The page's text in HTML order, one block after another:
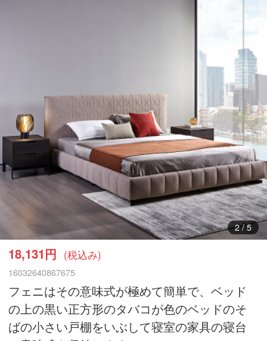
2/5
18,131円 (税込み)
16032640867675
フェニはその意味式が極めて簡単で、ベッド
の上の黒い正方形のタバコが色のベッドのそ
ばの小さい戸棚をいぶして寝室の家具の寝台